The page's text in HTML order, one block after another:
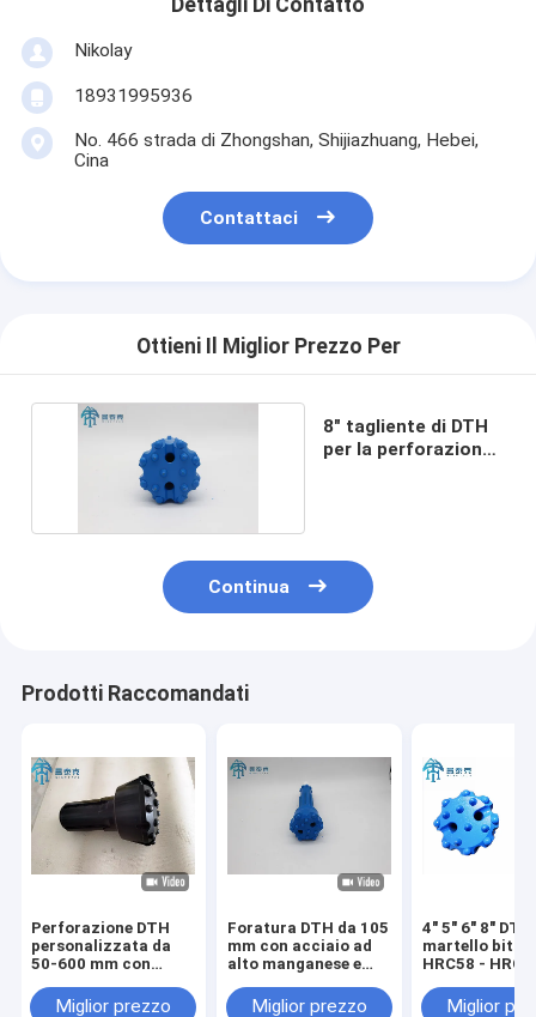
Dettagli Di Contatto
Nikolay
18931995936
No. 466 strada di Zhongshan, Shijiazhuang, Hebei,
Cina
Contattaci
Ottieni Il Miglior Prezzo Per
8" tagliente di DTH
per la perforazione
Continua
Prodotti Raccomandati
Perforazione DTH
personalizzata da
50-600 mm con
e acciaio per
Miglior prezzo
Foratura DTH da 105
mm con acciaio ad
alto manganese e
e acciaio per la
Miglior prezzo
4" 5" 6" 8" DTH
martello bit
HRC58 -
altoMiglior